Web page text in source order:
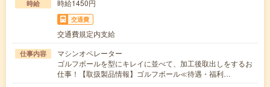
時給 時給1450円
交通費
交通費規定内支給
仕事内容
マシンオペレーター
ゴルフボールを型にキレイに並べて、加工後取出しをするお
仕事！【取扱製品情報】ゴルフボール≪待遇・福利…